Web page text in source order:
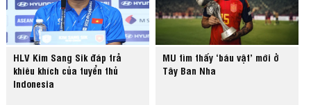
HLV Kim Sang Sik đáp trả
khiêu khích của tuyển thủ
Indonesia
MU tìm thấy ‘báu vật’ mới ở
Tây Ban Nha